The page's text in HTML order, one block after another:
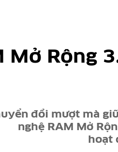
Mở Rộng
đổi mượt mà
nghệ RAM Mở
hoạt